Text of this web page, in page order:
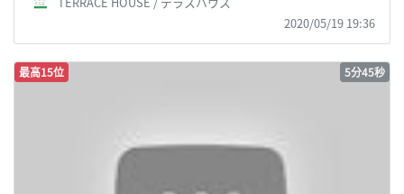
2020/05/19 19:36
最高15位 5分45秒